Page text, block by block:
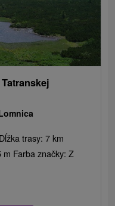
trasy: 7 km
Farba značky: Z